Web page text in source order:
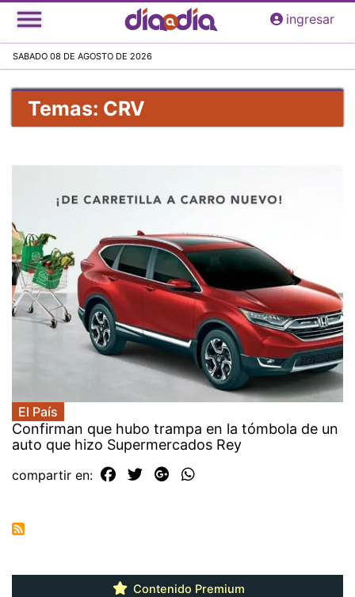
Pasar
al
principal
ingresar
SABADO 08 DE AGOSTO DE 2026
Temas: CRV
El País
Confirman que hubo trampa en la tómbola de un
auto que hizo Supermercados Rey
compartir en:
Contenido Premium